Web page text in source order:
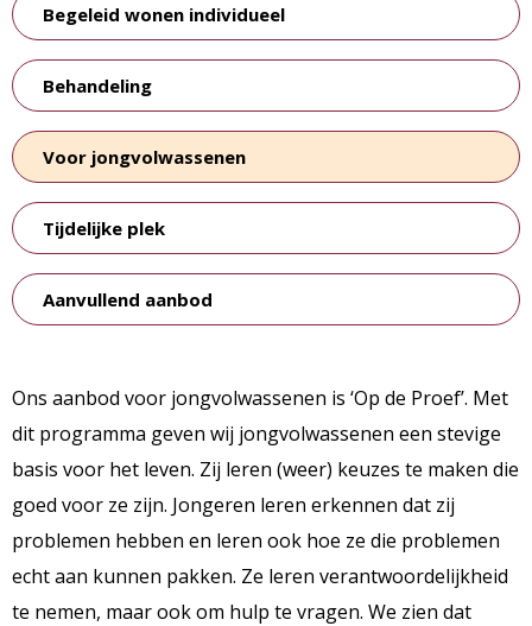
Begeleid wonen individueel
Behandeling
Voor jongvolwassenen
Tijdelijke plek
Aanvullend aanbod
Ons aanbod voor jongvolwassenen is ‘Op de Proef’. Met
dit programma geven wij jongvolwassenen een stevige
basis voor het leven. Zij leren (weer) keuzes te maken die
goed voor ze zijn. Jongeren leren erkennen dat zij
problemen hebben en leren ook hoe ze die problemen
echt aan kunnen pakken. Ze leren verantwoordelijkheid
te nemen, maar ook om hulp te vragen. We zien dat